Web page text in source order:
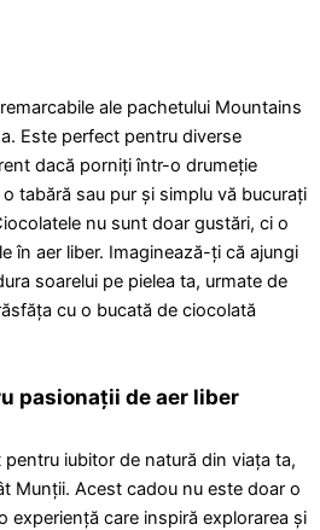
ale pachetului Mountains
Este perfect pentru diverse
dacă porniți într-o drumeție
tabără sau pur și simplu vă bucurați
nu sunt doar gustări, ci o
în aer liber. Imaginează-ți că ajungi
soarelui pe pielea ta, urmate de
cu o bucată de ciocolată
pasionații de aer liber
iubitor de natură din viața ta,
Munții. Acest cadou nu este doar o
experiență care inspiră explorarea și